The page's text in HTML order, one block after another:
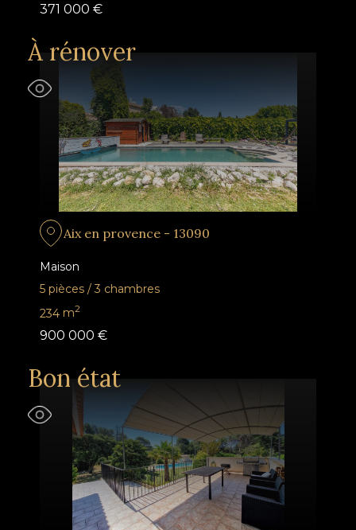
371 000 €
À rénover
Aix en provence - 13090
Maison
5 pièces / 3 chambres
234 m2
900 000 €
Bon état